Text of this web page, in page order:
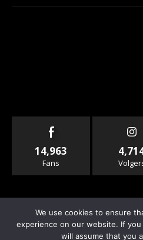
14,963
Fans
We use cookies to ensure
experience on our website. If
will assume that you